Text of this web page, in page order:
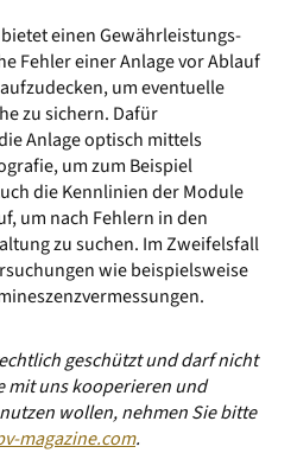
einen Gewährleistungs-
Fehler einer Anlage vor Ablauf
um eventuelle
zu sichern. Dafür
Anlage optisch mittels
um zum Beispiel
die Kennlinien der Module
um nach Fehlern in den
zu suchen. Im Zweifelsfall
wie beispielsweise
geschützt und darf nicht
mit uns kooperieren und
wollen, nehmen Sie bitte
magazine.com.